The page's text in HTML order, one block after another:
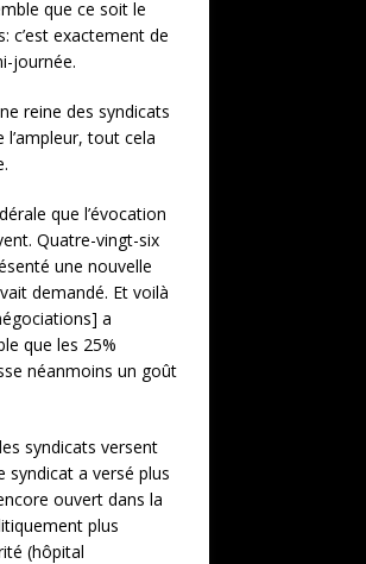
que ce soit le
c’est exactement de
journée.
reine des syndicats
tout cela
que l’évocation
Quatre-vingt-six
une nouvelle
demandé. Et voilà
a
que les 25%
néanmoins un goût
syndicats versent
syndicat a versé plus
ouvert dans la
plus
(hôpital